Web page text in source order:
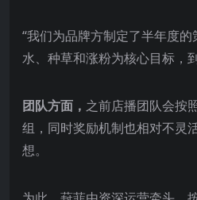
“我们为品牌方制定了半年度
水、种草和涨粉为核心目标，
团队方面， 之前店播团队会按
组，同时奖励机制也相对不灵
想。